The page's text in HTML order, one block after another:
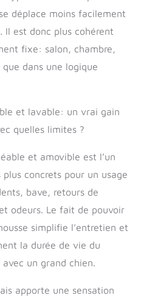
déplace moins facilement
Il est donc plus cohérent
fixe: salon, chambre,
dans une logique
et lavable: un vrai gain
quelles limites ?
et amovible est l’un
concrets pour un usage
bave, retours de
odeurs. Le fait de pouvoir
simplifie l’entretien et
la durée de vie du
un grand chien.
apporte une sensation